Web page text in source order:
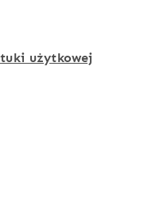
użytkowej